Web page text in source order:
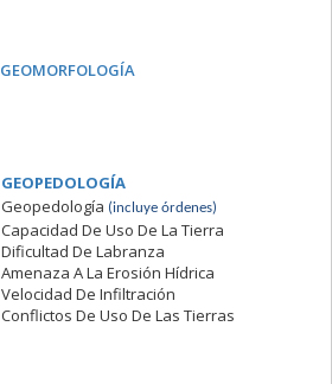
GEOMORFOLOGÍA
GEOPEDOLOGÍA
Geopedología (incluye órdenes)
Capacidad De Uso De La Tierra
Dificultad De Labranza
Amenaza A La Erosión Hídrica
Velocidad De Infiltración
Conflictos De Uso De Las Tierras